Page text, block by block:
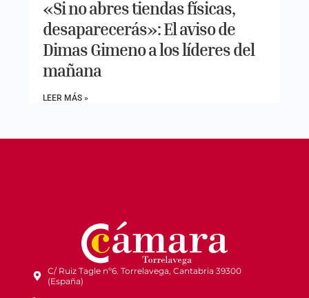
«Si no abres tiendas físicas,
desaparecerás»: El aviso de
Dimas Gimeno a los líderes del
mañana
LEER MÁS »
C/ Ruiz Tagle nº6. Torrelavega, Cantabria 39300
(España)